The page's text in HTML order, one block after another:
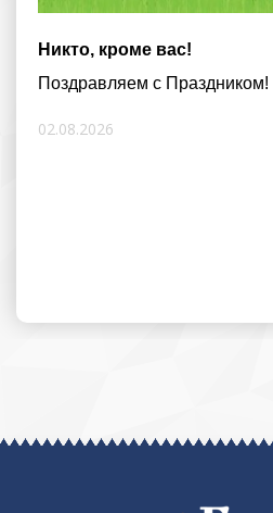
Никто, кроме вас!
Поздравляем с Праздником!
02.08.2026